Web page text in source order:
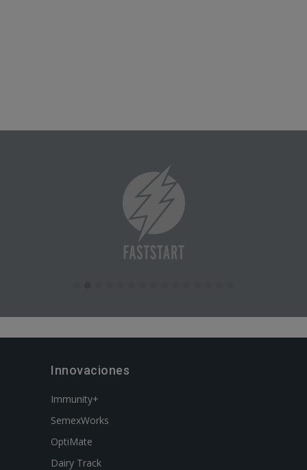
Innovaciones
Immunity+
SemexWorks
OptiMate
Dairy Track